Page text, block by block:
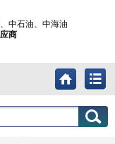
中石油、中海油
商